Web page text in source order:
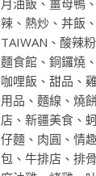
月油飯 、 薑母鴨 、
辣 、 熱炒 、 丼飯 、
TAIWAN 、 酸辣粉
麵食館 、 銅鑼燒 、
咖哩飯 、 甜品 、
用品 、 麵線 、 燒
店 、 新疆美食 、
仔麵 、 肉圓 、 情
包 、 牛排店 、 排